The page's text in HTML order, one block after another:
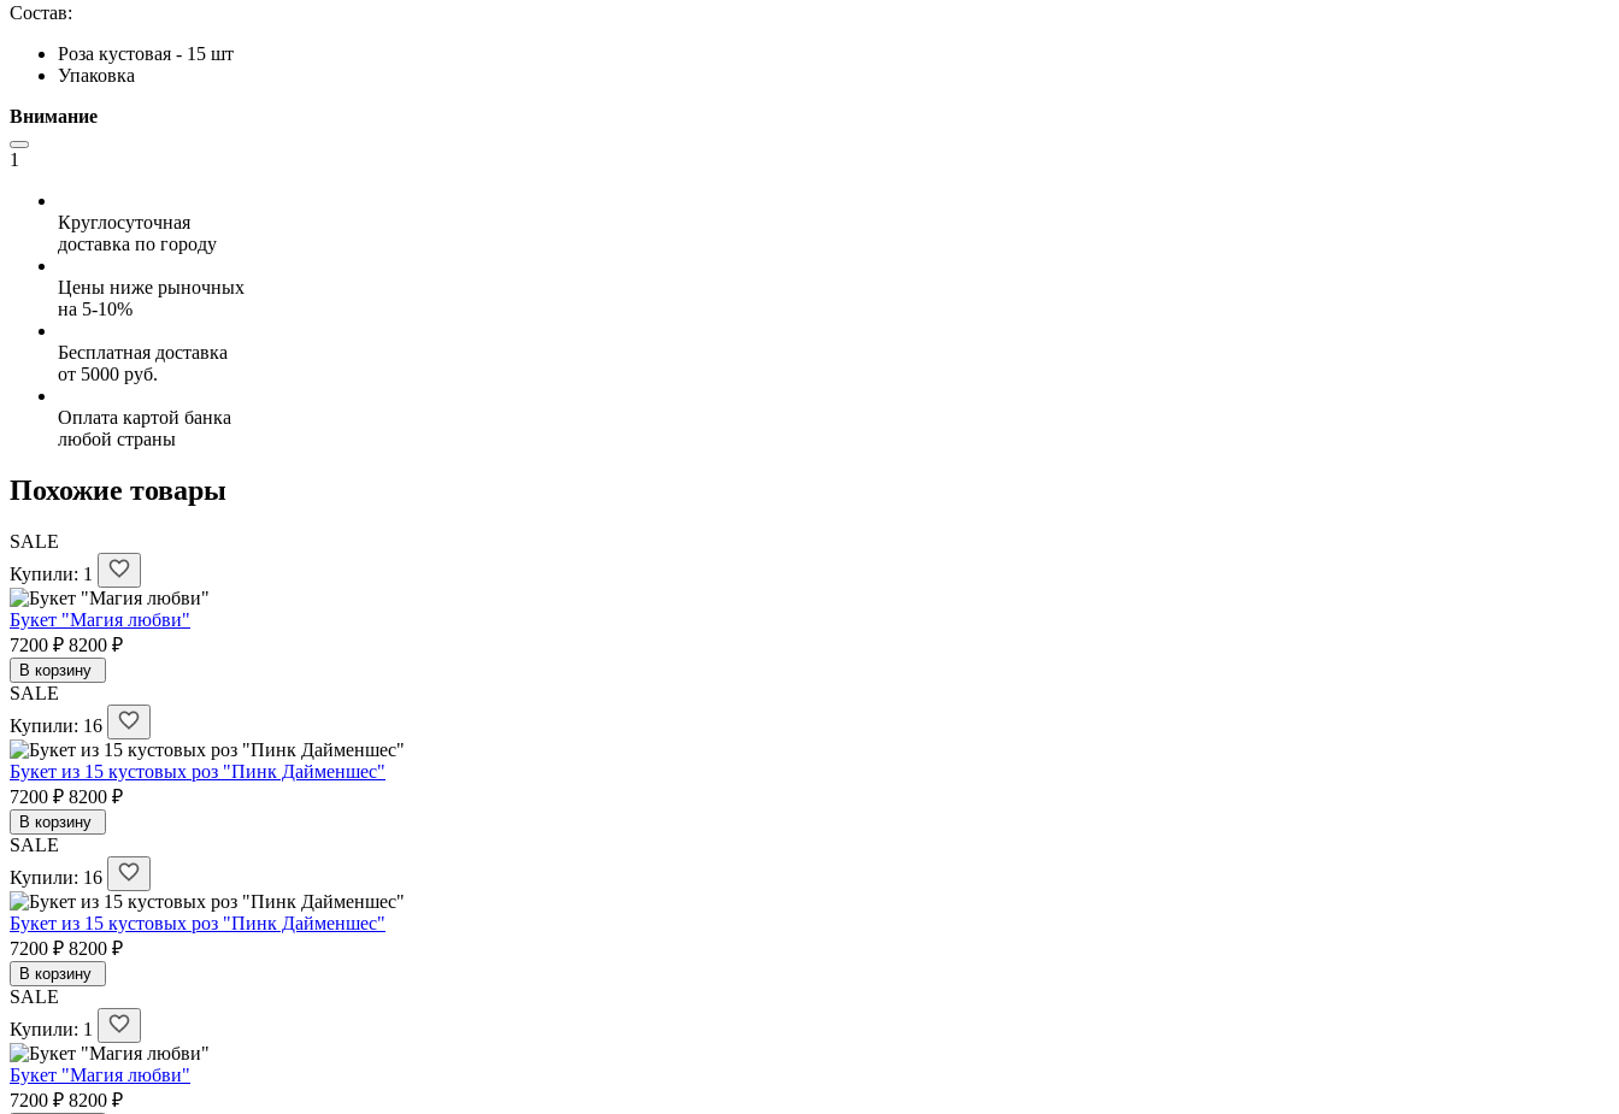
Состав:
Роза кустовая - 15 шт
Упаковка
Внимание
1
Круглосуточная
доставка по городу
Цены ниже рыночных
на 5-10%
Бесплатная доставка
от 5000 руб.
Оплата картой банка
любой страны
Похожие товары
SALE
Купили: 1
Букет "Магия любви"
7200 ₽ 8200 ₽
В корзину
SALE
Купили: 16
Букет из 15 кустовых роз "Пинк Дайменшес"
7200 ₽ 8200 ₽
В корзину
SALE
Купили: 16
Букет из 15 кустовых роз "Пинк Дайменшес"
7200 ₽ 8200 ₽
В корзину
SALE
Купили: 1
Букет "Магия любви"
7200 ₽ 8200 ₽